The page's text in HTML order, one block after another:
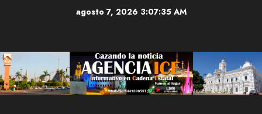
agosto 7, 2026 3:07:36 AM